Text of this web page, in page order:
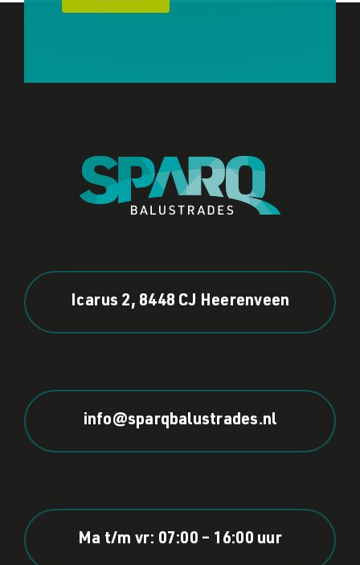
Icarus 2, 8448 CJ Heerenveen
info@sparqbalustrades.nl
Ma t/m vr: 07:00 – 16:00 uur